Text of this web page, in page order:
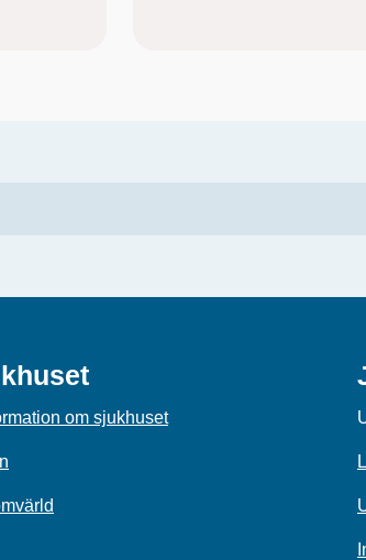
om sjukhuset